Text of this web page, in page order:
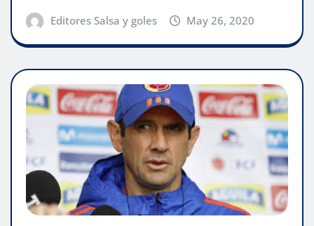
Editores Salsa y goles May 26, 2020